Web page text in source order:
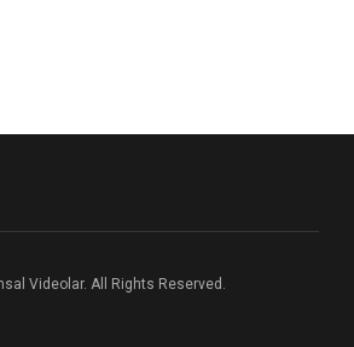
Videolar. All Rights Reserved.